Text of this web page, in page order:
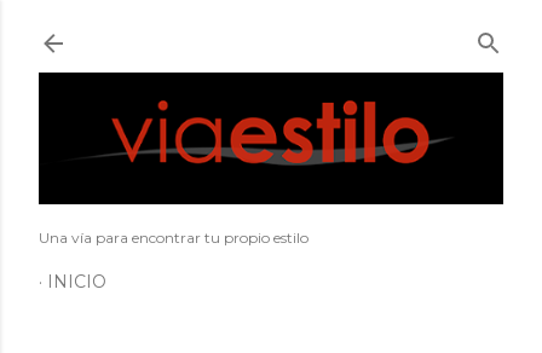
Una vía para encontrar tu propio estilo
INICIO